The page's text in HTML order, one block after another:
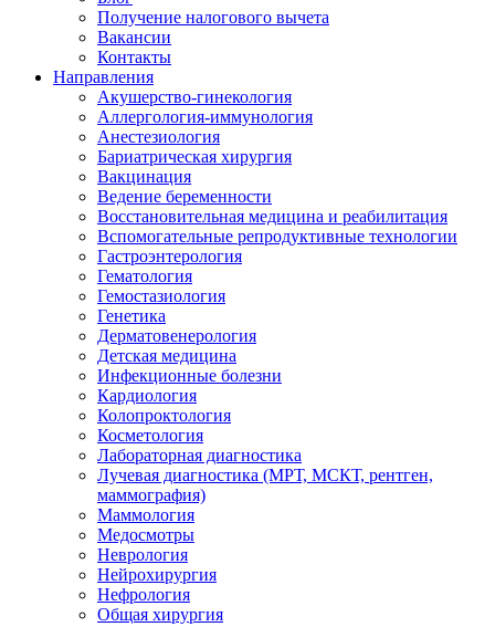
Получение налогового вычета
Вакансии
Контакты
Направления
Акушерство-гинекология
Аллергология-иммунология
Анестезиология
Бариатрическая хирургия
Вакцинация
Ведение беременности
Восстановительная медицина и реабилитация
Вспомогательные репродуктивные технологии
Гастроэнтерология
Гематология
Гемостазиология
Генетика
Дерматовенерология
Детская медицина
Инфекционные болезни
Кардиология
Колопроктология
Косметология
Лабораторная диагностика
Лучевая диагностика (МРТ, МСКТ, рентген,
маммография)
Маммология
Медосмотры
Неврология
Нейрохирургия
Нефрология
Общая хирургия